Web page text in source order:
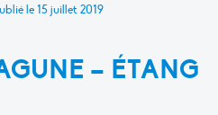
le15 juillet 2019
– ÉTANG